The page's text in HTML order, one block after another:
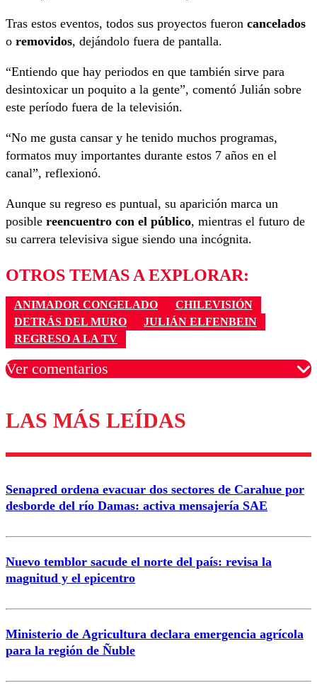
Tras estos eventos, todos sus proyectos fueron cancelados
o removidos, dejándolo fuera de pantalla.
“Entiendo que hay periodos en que también sirve para
desintoxicar un poquito a la gente”, comentó Julián sobre
este período fuera de la televisión.
“No me gusta cansar y he tenido muchos programas,
formatos muy importantes durante estos 7 años en el
canal”, reflexionó.
Aunque su regreso es puntual, su aparición marca un
posible reencuentro con el público, mientras el futuro de
su carrera televisiva sigue siendo una incógnita.
OTROS TEMAS A EXPLORAR:
ANIMADOR CONGELADO
CHILEVISIÓN
DETRÁS DEL MURO
JULIÁN ELFENBEIN
REGRESO A LA TV
Ver comentarios
Los comentarios son moderados para garantizar un
diálogo respetuoso.
Nombre
Correo
LAS MÁS LEÍDAS
Senapred ordena evacuar dos sectores de Carahue por
desborde del río Damas: activa mensajería SAE
Nuevo temblor sacude el norte del país: revisa la
magnitud y el epicentro
Ministerio de Agricultura declara emergencia agrícola
para la región de Ñuble